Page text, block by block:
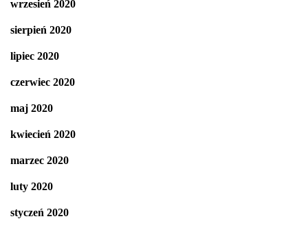
wrzesień 2020
sierpień 2020
lipiec 2020
czerwiec 2020
maj 2020
kwiecień 2020
marzec 2020
luty 2020
styczeń 2020